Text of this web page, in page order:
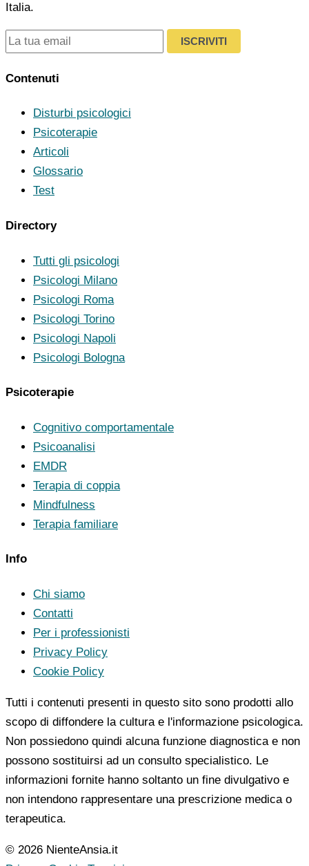
Italia.
ISCRIVITI
Contenuti
Disturbi psicologici
Psicoterapie
Articoli
Glossario
Test
Directory
Tutti gli psicologi
Psicologi Milano
Psicologi Roma
Psicologi Torino
Psicologi Napoli
Psicologi Bologna
Psicoterapie
Cognitivo comportamentale
Psicoanalisi
EMDR
Terapia di coppia
Mindfulness
Terapia familiare
Info
Chi siamo
Contatti
Per i professionisti
Privacy Policy
Cookie Policy
Tutti i contenuti presenti in questo sito sono prodotti allo
scopo di diffondere la cultura e l'informazione psicologica.
Non possiedono quindi alcuna funzione diagnostica e non
possono sostituirsi ad un consulto specialistico. Le
informazioni fornite hanno soltanto un fine divulgativo e
non intendono rappresentare una prescrizione medica o
terapeutica.
© 2026 NienteAnsia.it